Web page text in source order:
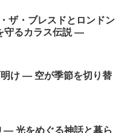
ザ・ブレスドとロンドン
守るカラス伝説 ―
け ― 空が季節を切り替
― 光をめぐる神話と暮ら